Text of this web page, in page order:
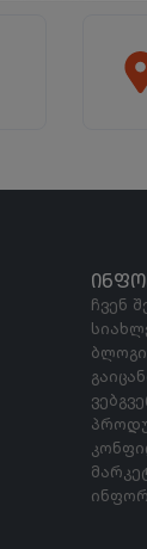
ჩვენ
ბლოგი